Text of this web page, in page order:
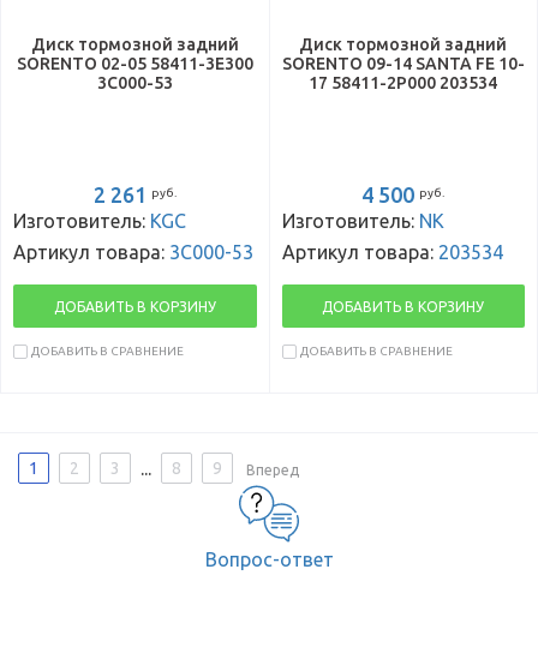
Диск тормозной задний
SORENTO 02-05 58411-3E300
3C000-53
2 261 руб.
Изготовитель: KGC
Артикул товара: 3C000-53
ДОБАВИТЬ В КОРЗИНУ
ДОБАВИТЬ В СРАВНЕНИЕ
Диск тормозной задний
SORENTO 09-14 SANTA FE 10-
17 58411-2P000 203534
4 500 руб.
Изготовитель: NK
Артикул товара: 203534
ДОБАВИТЬ В КОРЗИНУ
ДОБАВИТЬ В СРАВНЕНИЕ
1 2 3 ... 8 9 Вперед
Вопрос-ответ